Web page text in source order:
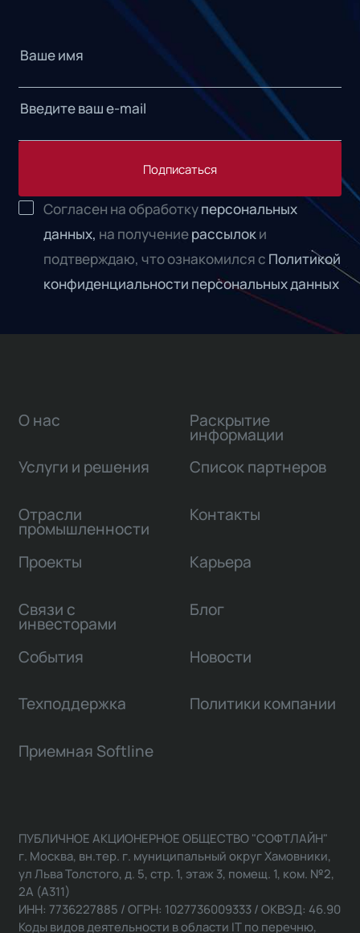
Подписаться
Согласен на обработкуперсональных
данных, на получениерассылоки
подтверждаю, что ознакомился с Политикой
конфиденциальности персональных данных
О нас
Услуги и решения
Отрасли
промышленности
Проекты
Связи с
инвесторами
Раскрытие
информации
Список партнеров
Контакты
Карьера
Блог
События Новости
Техподдержка Политики компании
Приемная Softline
ПУБЛИЧНОЕ АКЦИОНЕРНОЕ ОБЩЕСТВО "СОФТЛАЙН"
г. Москва, вн.тер. г. муниципальный округ Хамовники,
ул Льва Толстого, д. 5, стр. 1, этаж 3, помещ. 1, ком. №2,
2А (А311)
ИНН: 7736227885 / ОГРН: 1027736009333 / ОКВЭД: 46.90
Коды видов деятельности в области IT по перечню,